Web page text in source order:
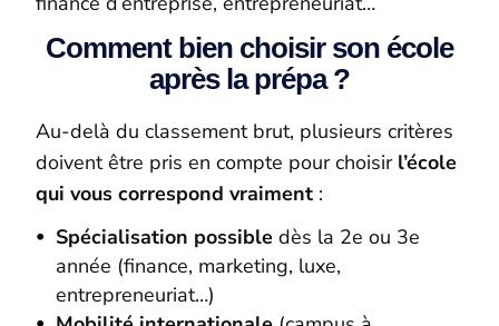
Comment bien choisir son école
après la prépa ?
Au-delà du classement brut, plusieurs critères
doivent être pris en compte pour choisir l’école
qui vous correspond vraiment :
Spécialisation possible dès la 2e ou 3e
année (finance, marketing, luxe,
entrepreneuriat…)